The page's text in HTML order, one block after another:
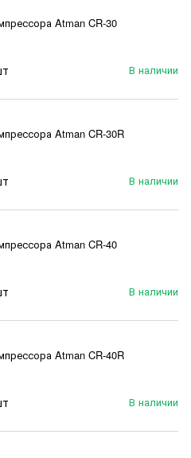
Atman CR-30
В наличии
Atman CR-30R
В наличии
Atman CR-40
В наличии
Atman CR-40R
В наличии